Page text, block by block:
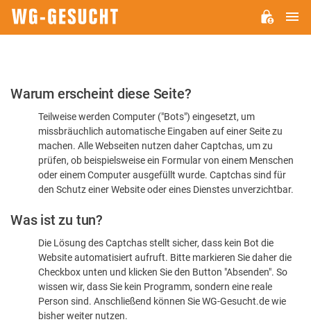
Bitte
dass
sind
Warum erscheint diese Seite?
Teilweise werden Computer ("Bots") eingesetzt, um
missbräuchlich automatische Eingaben auf einer Seite zu
machen. Alle Webseiten nutzen daher Captchas, um zu
prüfen, ob beispielsweise ein Formular von einem Menschen
oder einem Computer ausgefüllt wurde. Captchas sind für
den Schutz einer Website oder eines Dienstes unverzichtbar.
Was ist zu tun?
Die Lösung des Captchas stellt sicher, dass kein Bot die
Website automatisiert aufruft. Bitte markieren Sie daher die
Checkbox unten und klicken Sie den Button "Absenden". So
wissen wir, dass Sie kein Programm, sondern eine reale
Person sind. Anschließend können Sie WG-Gesucht.de wie
bisher weiter nutzen.